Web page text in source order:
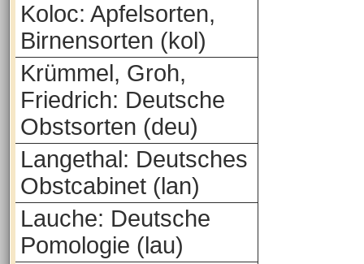
Koloc: Apfelsorten,
Birnensorten (kol)
Krümmel, Groh,
Friedrich: Deutsche
Obstsorten (deu)
Langethal: Deutsches
Obstcabinet (lan)
Lauche: Deutsche
Pomologie (lau)